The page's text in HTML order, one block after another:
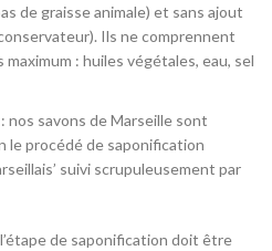
de graisse animale) et sans ajout
Ils ne comprennent
: huiles végétales, eau, sel
nos savons de Marseille sont
le procédé de saponification
suivi scrupuleusement par
de saponification doit être